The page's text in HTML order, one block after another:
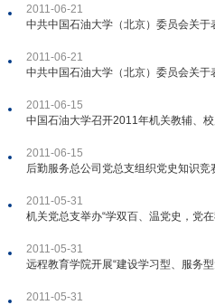
2011-06-21
中共中国石油大学（北京）委员会关
2011-06-21
中共中国石油大学（北京）委员会关
2011-06-15
中国石油大学召开2011年机关教辅、
2011-06-15
后勤服务总公司党总支组织党史知识竞
2011-05-31
机关党总支举办“学双百、温党史，党
2011-05-31
远程教育学院开展“建设学习型、服务
2011-05-31